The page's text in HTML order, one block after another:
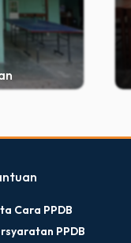
Cara PPDB
PPDB